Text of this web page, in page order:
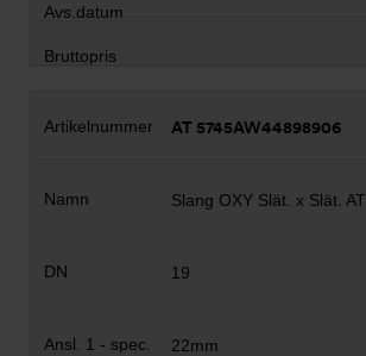
AT 5745AW44898906
Slang OXY Slät. x Slät. AT
19
22mm